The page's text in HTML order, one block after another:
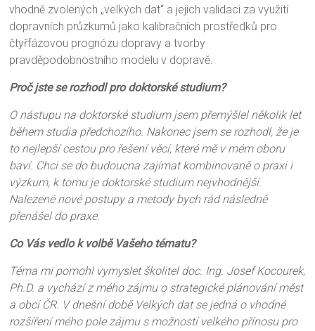
vhodně zvolených „velkých dat“ a jejich validaci za využití
dopravních průzkumů jako kalibračních prostředků pro
čtyřfázovou prognózu dopravy a tvorby
pravděpodobnostního modelu v dopravě.
Proč jste se rozhodl pro doktorské studium?
O nástupu na doktorské studium jsem přemýšlel několik let
během studia předchozího. Nakonec jsem se rozhodl, že je
to nejlepší cestou pro řešení věcí, které mě v mém oboru
baví. Chci se do budoucna zajímat kombinovaně o praxi i
výzkum, k tomu je doktorské studium nejvhodnější.
Nalezené nové postupy a metody bych rád následně
přenášel do praxe.
Co Vás vedlo k volbě Vašeho tématu?
Téma mi pomohl vymyslet školitel doc. Ing. Josef Kocourek,
Ph.D. a vychází z mého zájmu o strategické plánování měst
a obcí ČR. V dnešní době Velkých dat se jedná o vhodné
rozšíření mého pole zájmu s možností velkého přínosu pro